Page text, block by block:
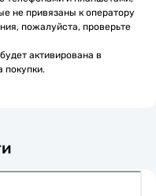
не привязаны к оператору
пожалуйста, проверьте
активирована в
покупки.